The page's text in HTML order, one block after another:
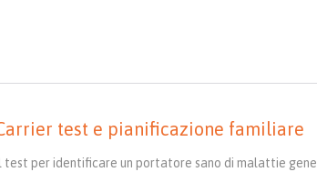
test e pianificazione familiare
test per identificare un portatore sano di malattie